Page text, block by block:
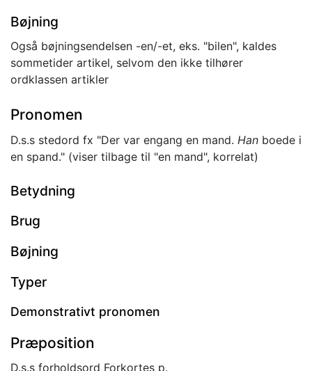
Bøjning
Også bøjningsendelsen -en/-et, eks. "bilen", kaldes
sommetider artikel, selvom den ikke tilhører
ordklassen artikler
Pronomen
D.s.s stedord fx "Der var engang en mand. Han boede i
en spand." (viser tilbage til "en mand", korrelat)
Betydning
Brug
Bøjning
Typer
Demonstrativt pronomen
Præposition
D.s.s forholdsord Forkortes p.